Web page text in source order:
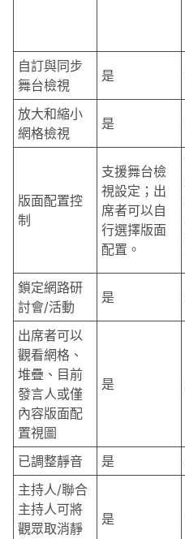
自訂與同步
舞台檢視
是
放大和縮小
網格檢視
是
版面配置控
制
支援舞台檢
視設定；出
席者可以自
行選擇版面
配置。
鎖定網路研
討會/活動
是
出席者可以
觀看網格、
堆疊、目前
發言人或僅
內容版面配
置視圖
是
已調整靜音 是
主持人/聯合
主持人可將
觀眾取消靜
是